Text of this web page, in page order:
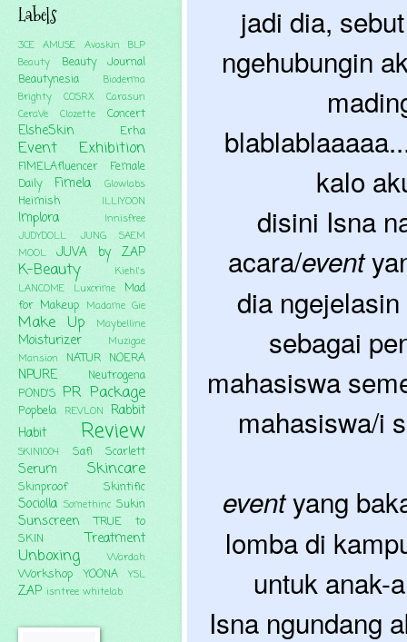
jadi dia,
ngehubungin
kalo
disini Isna
acara/event
dia
sebagai
mahasiswa
mahasiswa/i
eventyang
lomba di
untuk anak-
Isna ngundang
Labels
3CE AMUSE Avoskin BLP
Beauty
Beauty Journal
Beautynesia
Bioderma
Brighty
COSRX
Carasun
CeraVe
Clozette Concert
ElsheSkin Erha
Event Exhibition
FIMELAfluencer
Female
Daily
Fimela Glowlabs
Heimish ILLIYOON
Implora
Innisfree
JUDYDOLL
JUNG SAEM
MOOL
JUVA by ZAP
K-Beauty
Kiehl's
LANCOME
Luxcrime
Mad
for Makeup Madame Gie
Make Up Maybelline
Moisturizer
Muzigae
Mansion NATUR NOERA
NPURE
Neutrogena
POND'S PR Package
Popbela REVLON Rabbit
Habit
Review
SKIN1004 Safi Scarlett
Serum Skincare
Skinproof Skintific
Sociolla Somethinc Sukin
Sunscreen
TRUE to
SKIN
Treatment
Unboxing Wardah
Workshop YOONA YSL
ZAP isntree whitelab